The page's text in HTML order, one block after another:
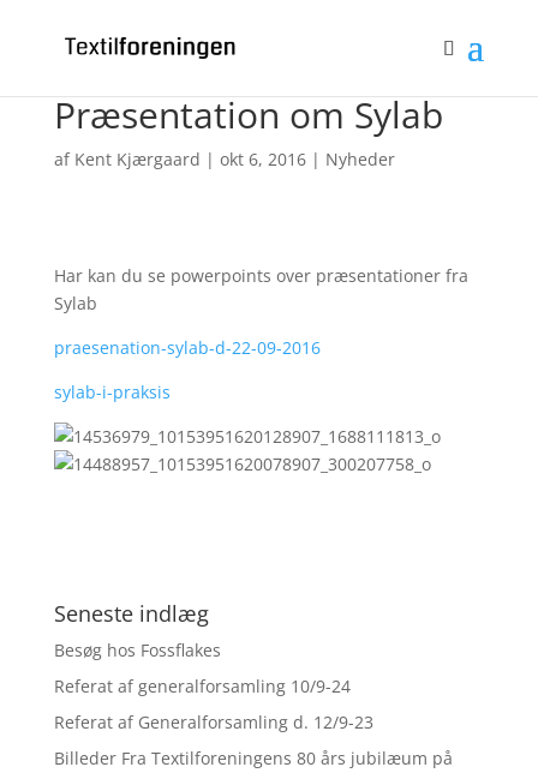
Præsentation om Sylab
af Kent Kjærgaard | okt 6, 2016| Nyheder
Har kan du se powerpoints over præsentationer fra
Sylab
praesenation-sylab-d-22-09-2016
sylab-i-praksis
Seneste indlæg
Besøg hos Fossflakes
Referat af generalforsamling 10/9-24
Referat af Generalforsamling d. 12/9-23
Billeder Fra Textilforeningens 80 års jubilæum på